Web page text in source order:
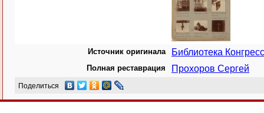
Источник оригинала Библиотека
Полная реставрация Прохоров Сергей
Поделиться